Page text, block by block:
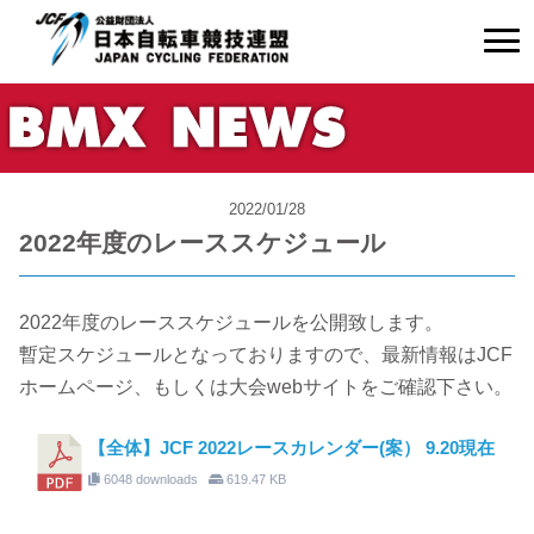
2022/01/28
2022年度のレーススケジュール
2022年度のレーススケジュールを公開致します。
暫定スケジュールとなっておりますので、最新情報はJCF
ホームページ、もしくは大会webサイトをご確認下さい。
【全体】JCF 2022レースカレンダー(案） 9.20現在
6048 downloads 619.47 KB